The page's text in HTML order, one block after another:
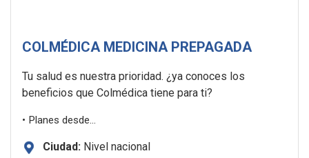
COLMÉDICA MEDICINA PREPAGADA
Tu salud es nuestra prioridad. ¿ya conoces los
beneficios que Colmédica tiene para ti?
• Planes desde...
Ciudad: Nivel nacional